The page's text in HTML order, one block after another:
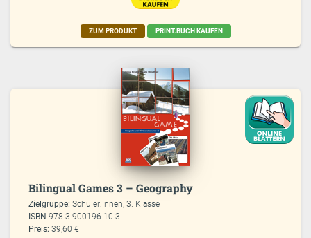
ZUM PRODUKT PRINT.BUCH KAUFEN
Bilingual Games 3 – Geography
Zielgruppe:Schüler:innen; 3. Klasse
ISBN978-3-900196-10-3
Preis: 39,60 €